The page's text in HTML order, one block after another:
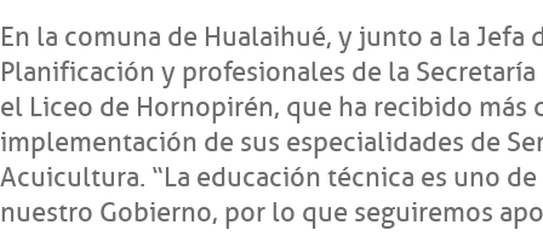
En la comuna de Hualaihué, y junto a la Jefa
Planificación y profesionales de la
el Liceo de Hornopirén, que ha recibido más
implementación de sus especialidades de
Acuicultura. “La educación técnica es uno
nuestro Gobierno, por lo que seguiremos